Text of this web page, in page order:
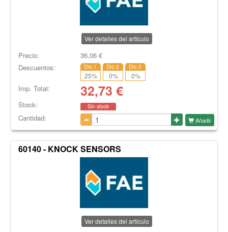
Ver detalles del artículo
Precio: 36,06€
Descuentos:
Dto.1
25%
Dto.2
0%
Dto.3
0%
Imp. Total: 32,73 €
Stock: Sin stock
Cantidad: Añadir
60140 - KNOCK SENSORS
Ver detalles del artículo